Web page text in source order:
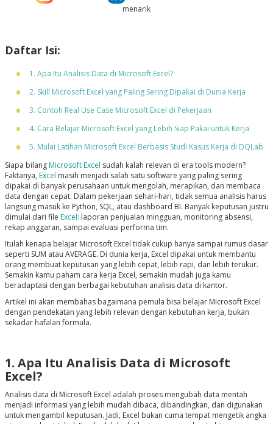
menarik
Daftar Isi:
1. Apa Itu Analisis Data di Microsoft Excel?
2. Skill Microsoft Excel yang Paling Sering Dipakai di Dunia Kerja
3. Contoh Real Use Case Microsoft Excel di Pekerjaan
4. Cara Belajar Microsoft Excel yang Lebih Siap Pakai untuk Kerja
5. Mulai Latihan Microsoft Excel Berbasis Studi Kasus Kerja di DQLab
Siapa bilang Microsoft Excel sudah kalah relevan di era tools modern?
Faktanya, Excel masih menjadi salah satu software yang paling sering
dipakai di banyak perusahaan untuk mengolah, merapikan, dan membaca
data dengan cepat. Dalam pekerjaan sehari-hari, tidak semua analisis harus
langsung masuk ke Python, SQL, atau dashboard BI. Banyak keputusan justru
dimulai dari file Excel: laporan penjualan mingguan, monitoring absensi,
rekap anggaran, sampai evaluasi performa tim.
Itulah kenapa belajar Microsoft Excel tidak cukup hanya sampai rumus dasar
seperti SUM atau AVERAGE. Di dunia kerja, Excel dipakai untuk membantu
orang membuat keputusan yang lebih cepat, lebih rapi, dan lebih terukur.
Semakin kamu paham cara kerja Excel, semakin mudah juga kamu
beradaptasi dengan berbagai kebutuhan analisis data di kantor.
Artikel ini akan membahas bagaimana pemula bisa belajar Microsoft Excel
dengan pendekatan yang lebih relevan dengan kebutuhan kerja, bukan
sekadar hafalan formula.
1. Apa Itu Analisis Data di Microsoft
Excel?
Analisis data di Microsoft Excel adalah proses mengubah data mentah
menjadi informasi yang lebih mudah dibaca, dibandingkan, dan digunakan
untuk mengambil keputusan. Jadi, Excel bukan cuma tempat mengetik angka